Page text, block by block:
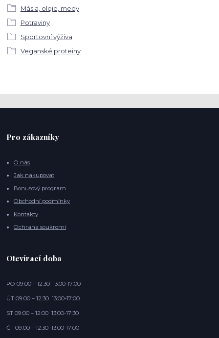
Másla, oleje, medy
Potraviny
Sportovní výživa
Veganské proteiny
Pro zákazníky
O nás
Jak nakupovat
Bonusový program
Obchodní podmínky
Kontakty
Ochrana soukromí
Otevírací doba
PO 09:00 – 12:30 13:00-17:00
ÚT 09:00 – 12:30 13:00-17:00
ST 09:00 – 12:00 13:00-17:30
ČT 09:00 – 12:30 13:00-17:00